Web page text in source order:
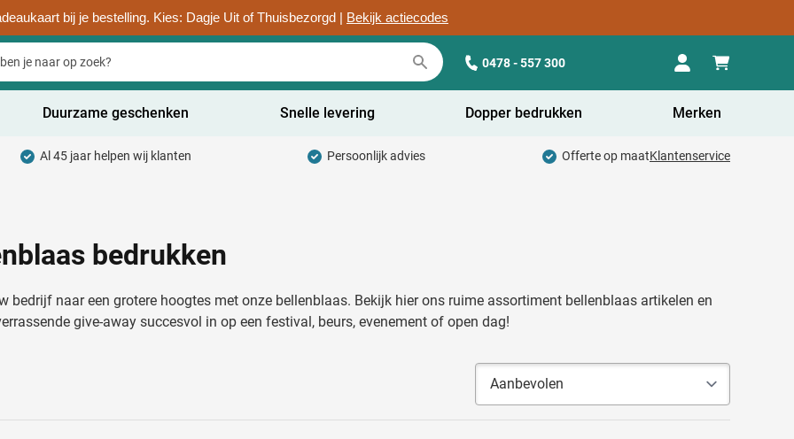
bij je bestelling. Kies: Dagje Uit of Thuisbezorgd | Bekijk actiecodes
0478 - 557 300
categorie
categorie
& Weggevers categorie
categorie
Duurzame geschenken Snelle levering Dopper bedrukken Merken
Al 45 jaar helpen wij klanten Persoonlijk advies Offerte op maatKlantenservice
bedrukken
bedrijf naar een grotere hoogtes met onze bellenblaas. Bekijk hier ons ruime assortiment bellenblaas artikelen en
give-away succesvol in op een festival, beurs, evenement of open dag!